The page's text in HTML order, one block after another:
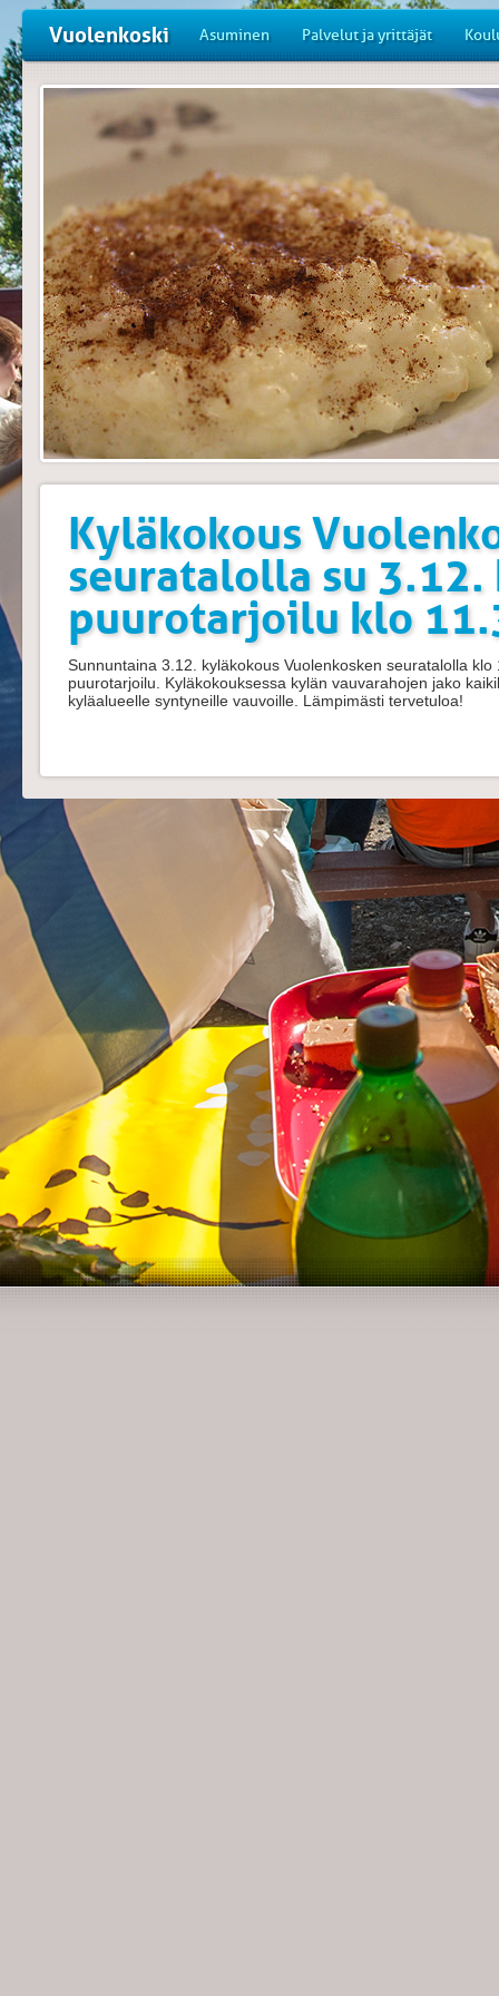
Vuolenkoski Asuminen Palvelut ja yrittäjät
Kyläkokous
seuratalolla su 3.12.
puurotarjoilu klo
Sunnuntaina 3.12. kyläkokous Vuolenkosken seuratalolla
puurotarjoilu. Kyläkokouksessa kylän vauvarahojen jako
kyläalueelle syntyneille vauvoille. Lämpimästi tervetuloa!